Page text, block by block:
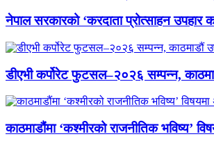
नेपाल सरकारको ‘करदाता प्रोत्साहन उपहार
डीएभी कर्पोरेट फुटसल–२०२६ सम्पन्न,
काठमाडौंमा ‘कश्मीरको राजनीतिक भविष्य’